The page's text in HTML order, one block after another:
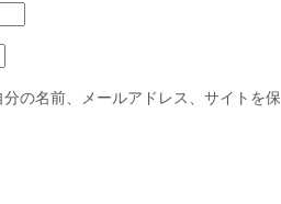
の名前、メールアドレス、サイトを保